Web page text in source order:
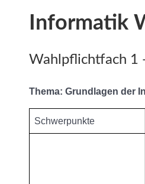
Informatik
Wahlpflichtfach 1
Thema: Grundlagen der
Schwerpunkte